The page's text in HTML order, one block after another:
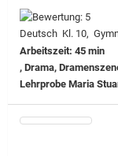
Deutsch Kl. 10,
Arbeitszeit: 45 min
, Drama,
Lehrprobe Maria